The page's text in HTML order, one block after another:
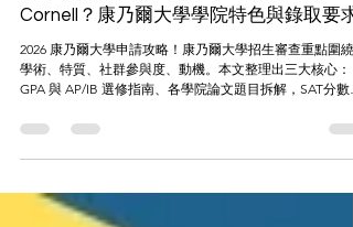
留學申請指南
前常春藤大學招生官分享：如何進入
Cornell？康乃爾大學學院特色與錄取要求
2026 康乃爾大學申請攻略！康乃爾大學招生審查重點圍繞
破傳統高分迷思，教你如何用「契合度（School Fit）」成